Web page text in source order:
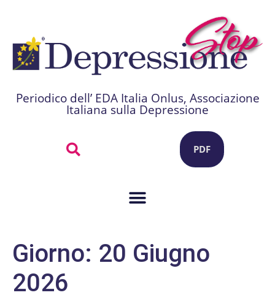
Periodico dell’ EDA Italia Onlus, Associazione
Italiana sulla Depressione
PDF
Giorno: 20 Giugno
2026